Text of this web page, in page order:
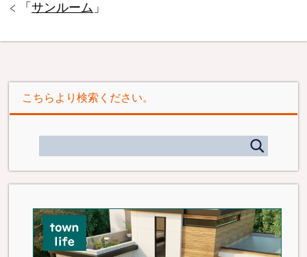
「 サンルーム 」
こちらより検索ください。